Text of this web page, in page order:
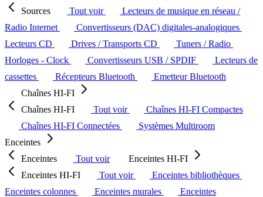
Sources
Tout voir
Lecteurs de musique en réseau /
Radio Internet
Convertisseurs (DAC) digitales-analogiques
Lecteurs CD
Drives / Transports CD
Tuners / Radio
Horloges - Clock
Convertisseurs USB / SPDIF
Lecteurs de
cassettes
Récepteurs Bluetooth
Emetteur Bluetooth
Chaînes HI-FI
Chaînes HI-FI
Tout voir
Chaînes HI-FI Compactes
Chaînes HI-FI Connectées
Systèmes Multiroom
Enceintes
Enceintes
Tout voir
Enceintes HI-FI
Enceintes HI-FI
Tout voir
Enceintes bibliothèques
Enceintes colonnes
Enceintes murales
Enceintes